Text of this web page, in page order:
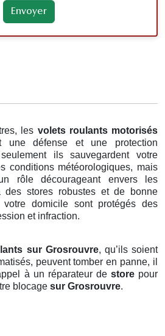
les volets roulants motorisés
une défense et une protection
ils sauvegardent votre
conditions météorologiques, mais
rôle décourageant envers les
des stores robustes et de bonne
domicile sont protégés des
et infraction.
sur Grosrouvre, qu’ils soient
peuvent tomber en panne, il
à un réparateur de storepour
blocage sur Grosrouvre.